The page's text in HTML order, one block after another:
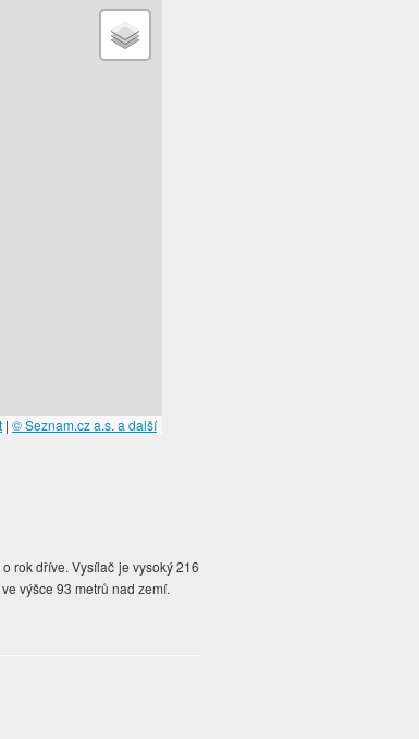
| © Seznam.cz a.s. a další
rok dříve. Vysílač je vysoký 216
výšce 93 metrů nad zemí.